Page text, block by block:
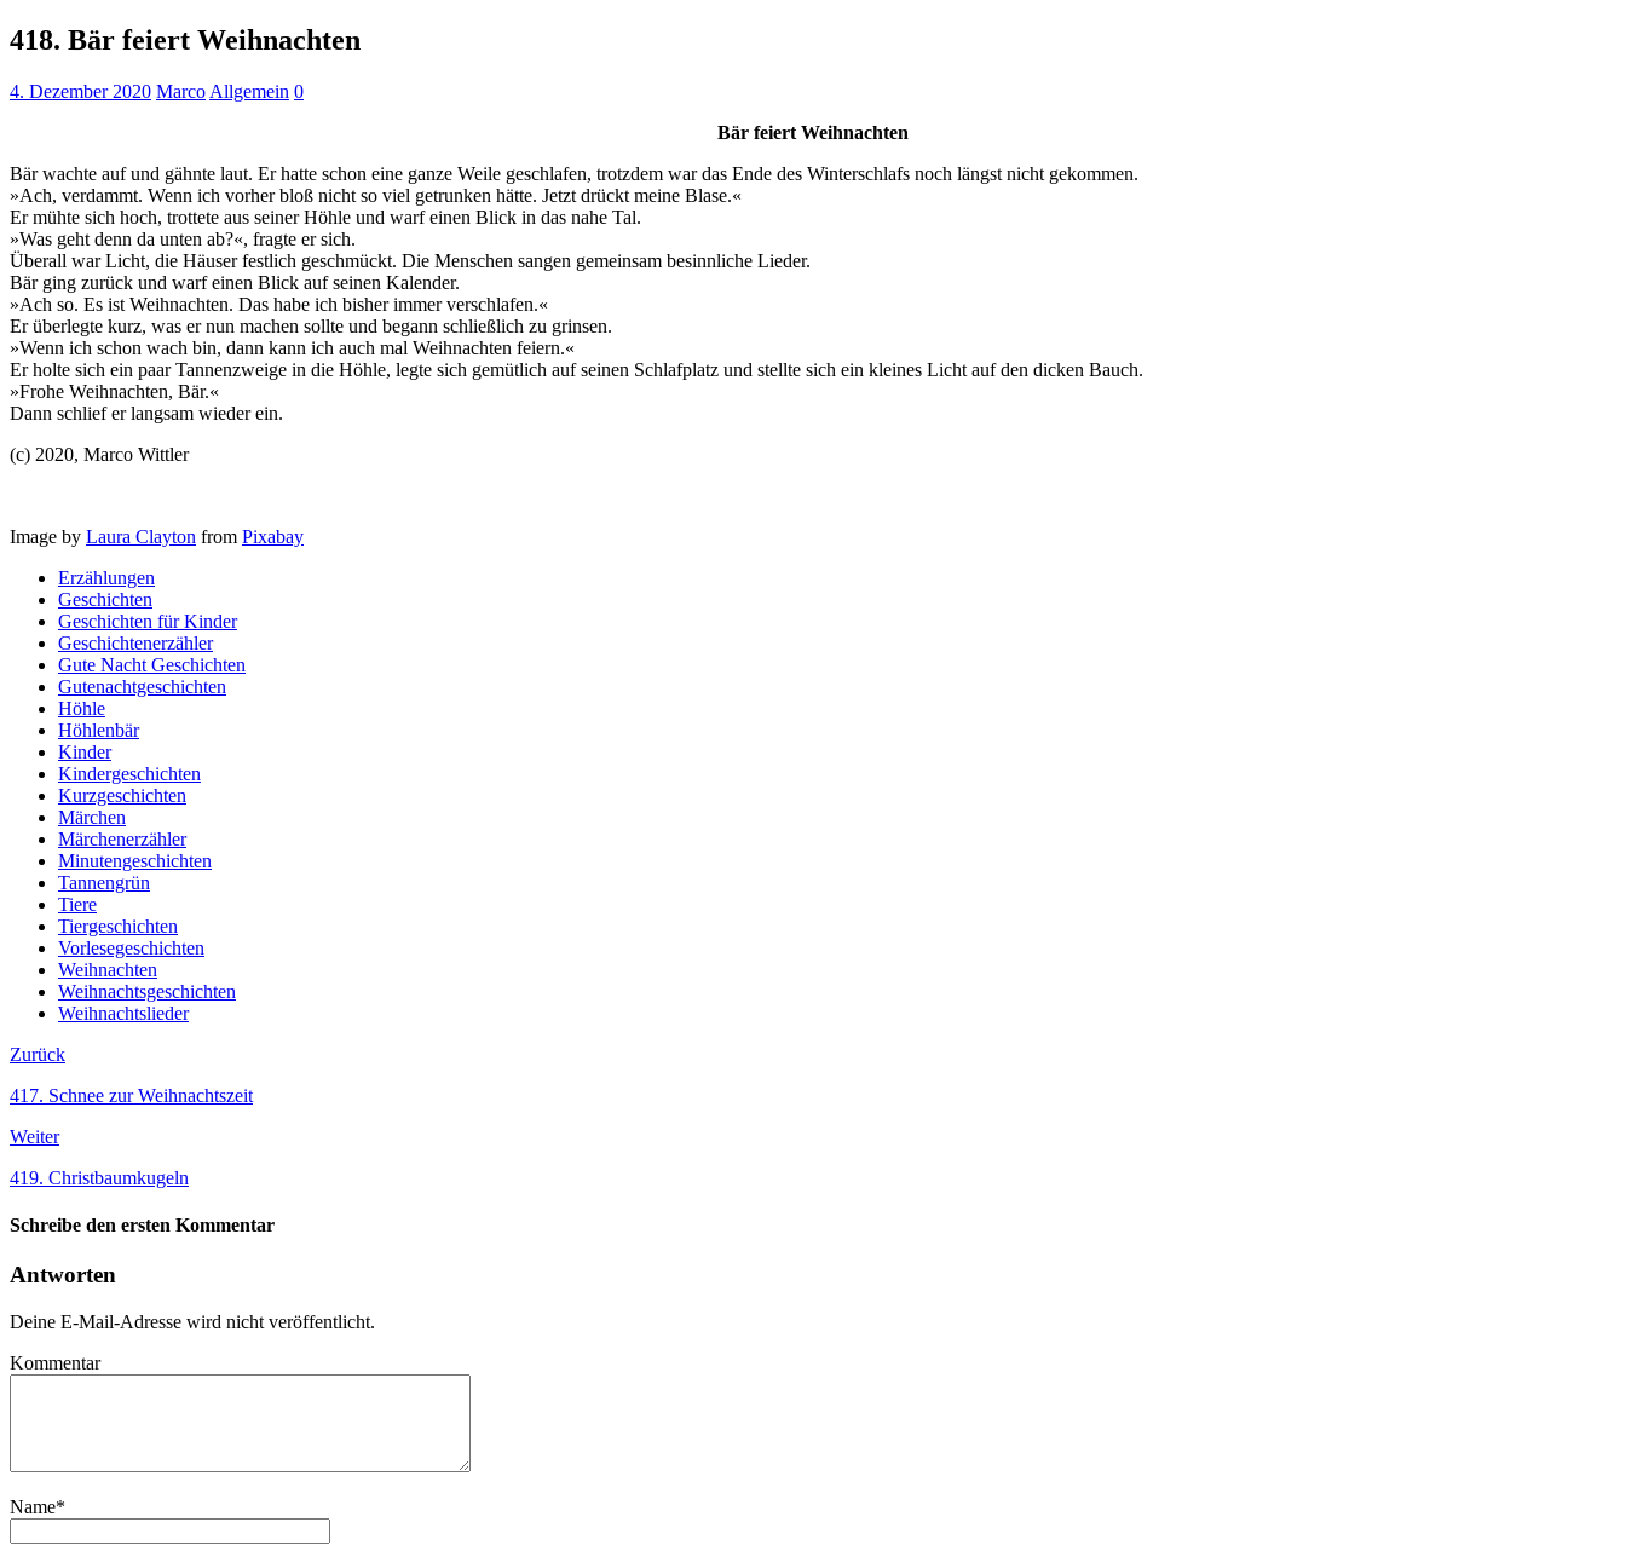
418. Bär feiert Weihnachten
4. Dezember 2020 Marco Allgemein 0
Bär feiert Weihnachten
Bär wachte auf und gähnte laut. Er hatte schon eine ganze Weile geschlafen, trotzdem war das Ende des Winterschlafs noch längst nicht gekommen.
»Ach, verdammt. Wenn ich vorher bloß nicht so viel getrunken hätte. Jetzt drückt meine Blase.«
Er mühte sich hoch, trottete aus seiner Höhle und warf einen Blick in das nahe Tal.
»Was geht denn da unten ab?«, fragte er sich.
Überall war Licht, die Häuser festlich geschmückt. Die Menschen sangen gemeinsam besinnliche Lieder.
Bär ging zurück und warf einen Blick auf seinen Kalender.
»Ach so. Es ist Weihnachten. Das habe ich bisher immer verschlafen.«
Er überlegte kurz, was er nun machen sollte und begann schließlich zu grinsen.
»Wenn ich schon wach bin, dann kann ich auch mal Weihnachten feiern.«
Er holte sich ein paar Tannenzweige in die Höhle, legte sich gemütlich auf seinen Schlafplatz und stellte sich ein kleines Licht auf den dicken Bauch.
»Frohe Weihnachten, Bär.«
Dann schlief er langsam wieder ein.
(c) 2020, Marco Wittler
Image by Laura Clayton from Pixabay
Erzählungen
Geschichten
Geschichten für Kinder
Geschichtenerzähler
Gute Nacht Geschichten
Gutenachtgeschichten
Höhle
Höhlenbär
Kinder
Kindergeschichten
Kurzgeschichten
Märchen
Märchenerzähler
Minutengeschichten
Tannengrün
Tiere
Tiergeschichten
Vorlesegeschichten
Weihnachten
Weihnachtsgeschichten
Weihnachtslieder
Zurück
417. Schnee zur Weihnachtszeit
Weiter
419. Christbaumkugeln
Schreibe den ersten Kommentar
Antworten
Deine E-Mail-Adresse wird nicht veröffentlicht.
Kommentar
Name*